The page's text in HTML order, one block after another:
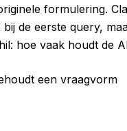
formulering.
de eerste query,
hoe vaak houdt de
een vraagvorm